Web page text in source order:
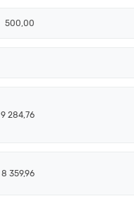
500,00
9 284,76
8 359,96